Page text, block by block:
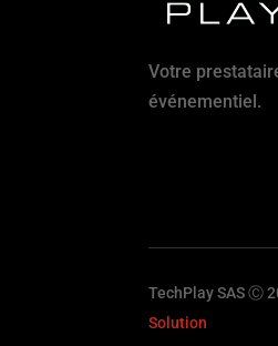
Votre
événementiel.
TechPlay SAS Ⓒ
Solution